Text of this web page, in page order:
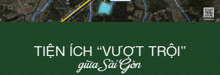
TIỆN ÍCH “VƯỢT TRỘI”
giữa Sài Gòn